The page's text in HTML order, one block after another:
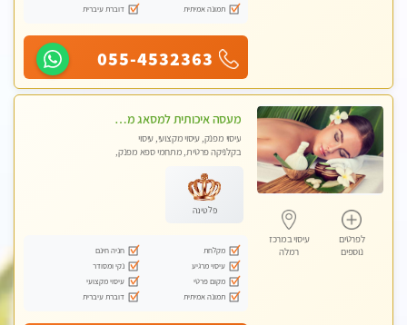
תמונה אמיתית
דוברת עיברית
055-4532363
לפרטים
נוספים
עיסוי במרכז
רמלה
מעסה איכותית למסאג מפנק ומקצועי ביותר
עיסוי מפנק, עיסוי מקצועי, עיסוי
בקלניקה פרטית, מתחמי ספא מפנק,
פלטינה
מקלחת
חניה חינם
עיסוי מרגיע
נקי ומסודר
מקום פרטי
עיסוי מקצועי
תמונה אמיתית
דוברת עיברית